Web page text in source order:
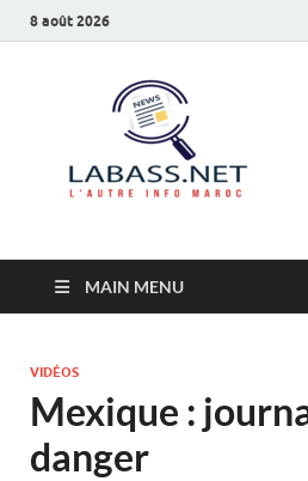
8 août 2026
MAIN MENU
VIDÉOS
Mexique :
danger